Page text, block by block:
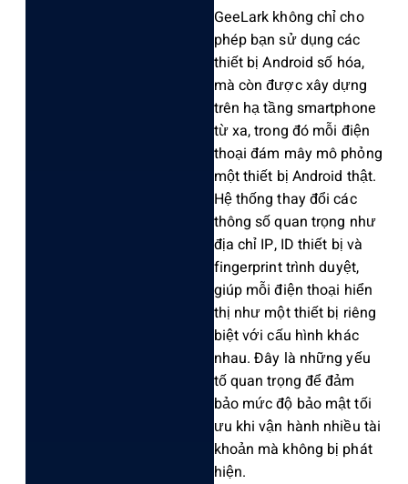
GeeLark không chỉ cho
phép bạn sử dụng các
thiết bị Android số hóa,
mà còn được xây dựng
trên hạ tầng smartphone
từ xa, trong đó mỗi điện
thoại đám mây mô phỏng
một thiết bị Android thật.
Hệ thống thay đổi các
thông số quan trọng như
địa chỉ IP, ID thiết bị và
fingerprint trình duyệt,
giúp mỗi điện thoại hiển
thị như một thiết bị riêng
biệt với cấu hình khác
nhau. Đây là những yếu
tố quan trọng để đảm
bảo mức độ bảo mật tối
ưu khi vận hành nhiều tài
khoản mà không bị phát
hiện.